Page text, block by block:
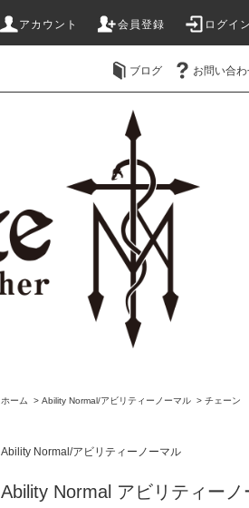
アカウント 会員登録 ログイン
ブログ お問い合
ホーム > Ability Normal/アビリティーノーマル > チェーン
Ability Normal/アビリティーノーマル
Ability Normal アビリティー